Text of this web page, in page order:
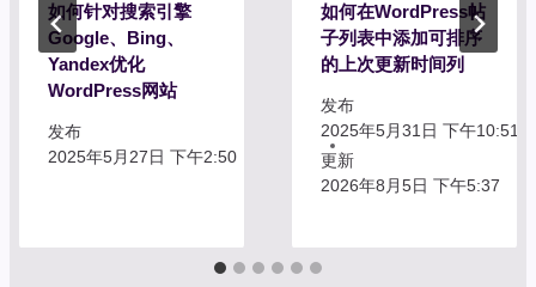
如何针对搜索引擎
Google、Bing、
Yandex优化
WordPress网站
发布
2025年5月27日 下午2:50
如何在WordPress帖
子列表中添加可排序
的上次更新时间列
发布
2025年5月31日 下午10:51
更新
2026年8月5日 下午5:37